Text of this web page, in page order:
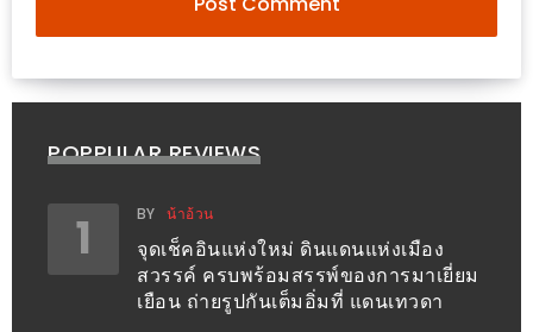
สุ
เนื้อ
ดำ
คู
POPPULAR REVIEWS
1 BY น้าอ้วน
จุดเช็คอินแห่งใหม่ ดินแดนแห่งเมือง
สวรรค์ ครบพร้อมสรรพ์ของการมาเยี่ยม
เยือน ถ่ายรูปกันเต็มอิ่มที่ แดนเทวดา